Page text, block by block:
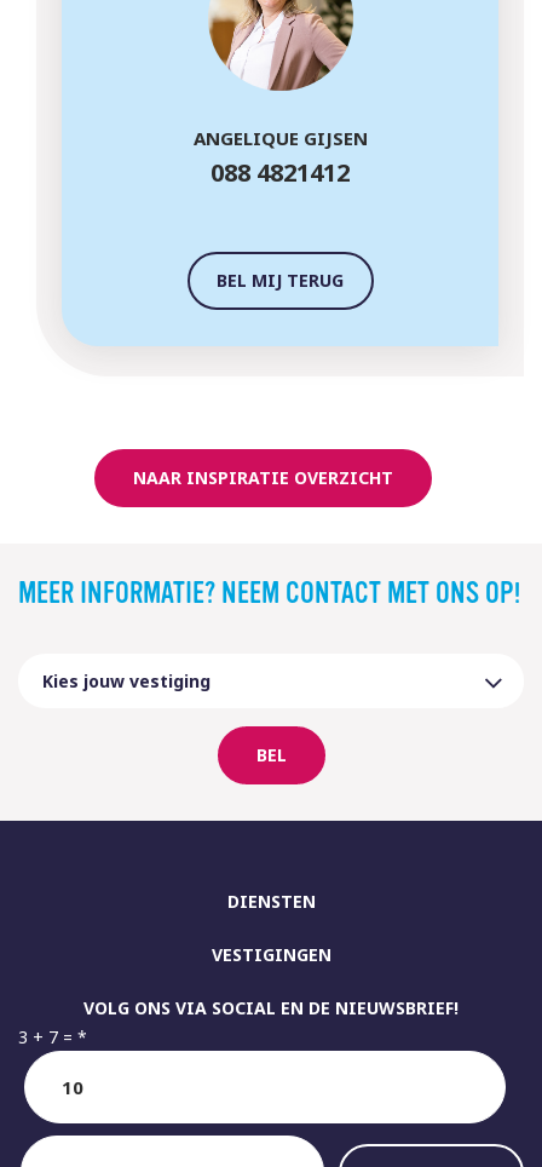
ANGELIQUE GIJSEN
088 4821412
BEL MIJ TERUG
NAAR INSPIRATIE OVERZICHT
MEER INFORMATIE? NEEM CONTACT MET ONS OP!
BEL
VOLG ONS VIA SOCIAL EN DE NIEUWSBRIEF!
3 + 7 = *
DIENSTEN
VESTIGINGEN